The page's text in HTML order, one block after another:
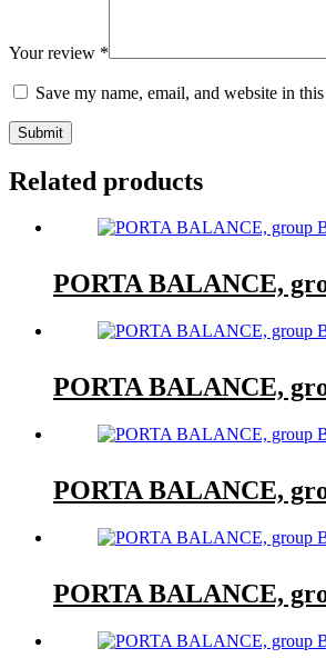
Your review *
Save my name, email, and website in
Submit
Related products
PORTA BALANCE,
PORTA BALANCE,
PORTA BALANCE,
PORTA BALANCE,